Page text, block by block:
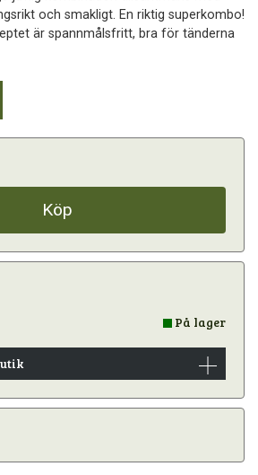
och smakligt. En riktig superkombo!
är spannmålsfritt, bra för tänderna
Köp
På lager